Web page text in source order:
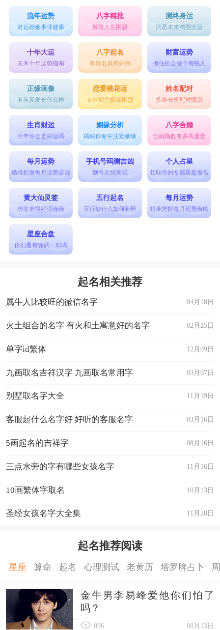
流年运势
财运婚姻事业健康
八字精批
解答人生困惑
测终身运
洞悉未来鸿图大运
十年大运
未来十年运势指南
八字起名
有好名就有好命
财富运势
抓住机会做个有钱人
正缘画像
看看真爱长什么样
恋爱桃花运
专业解答姻缘困惑
姓名配对
多维分析配对情况
生肖财运
今年你会走好运吗
姻缘分析
揭秘你命中注定姻缘
八字合婚
合婚指数有多高速查
每月运势
精准把握每月运势吉凶
手机号码测吉凶
靓号在线测试
个人占星
领取你的专属星盘报告
黄大仙灵签
求签求得好运连连
五行起名
五行缺什么如何补旺
每月运势
精准把握每月运势吉凶
星座合盘
你们是有缘的一对吗
起名相关推荐
04月18日
属牛人比较旺的微信名字
02月25日
火土组合的名字 有火和土寓意好的名字
12月09日
单字id繁体
03月07日
九画取名吉祥汉字 九画取名常用字
11月19日
别墅取名字大全
03月16日
客服起什么名字好 好听的客服名字
08月16日
5画起名的吉祥字
11月16日
三点水旁的字有哪些女孩名字
10月13日
10画繁体字取名
11月20日
圣经女孩名字大全集
起名推荐阅读
星座 算命 起名 心理测试 老黄历 塔罗牌占卜
金牛男李易峰爱他你们怕了
吗？
08月13日
896